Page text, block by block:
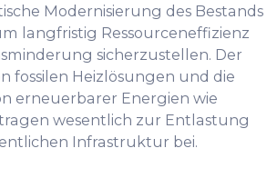
Modernisierung des Bestands
langfristig Ressourceneffizienz
sicherzustellen. Der
fossilen Heizlösungen und die
erneuerbarer Energien wie
wesentlich zur Entlastung
Infrastruktur bei.